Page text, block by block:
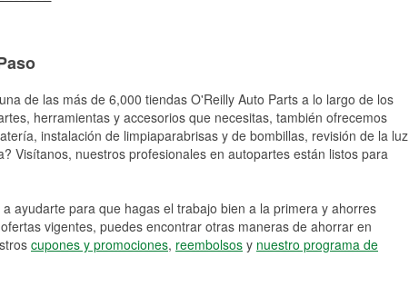
de las más de 6,000 tiendas O'Reilly Auto Parts a lo largo de los
herramientas y accesorios que necesitas, también ofrecemos
instalación de limpiaparabrisas y de bombillas, revisión de la luz
Visítanos, nuestros profesionales en autopartes están listos para
ayudarte para que hagas el trabajo bien a la primera y ahorres
vigentes, puedes encontrar otras maneras de ahorrar en
cupones y promociones, reembolsos y nuestro programa de